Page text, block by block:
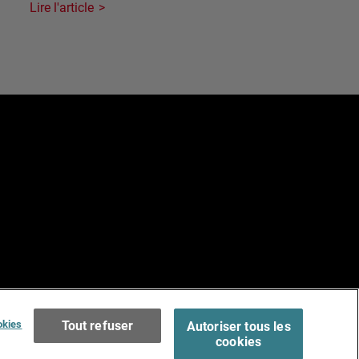
Lire l'article
of Use >Tout refuser
Autoriser tous les
cookies